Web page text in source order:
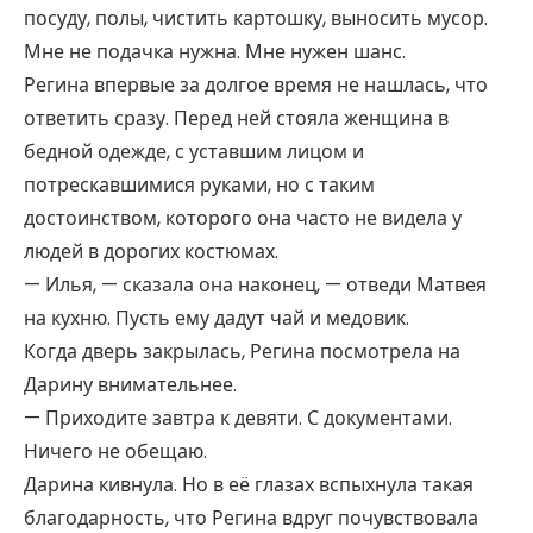
посуду, полы, чистить картошку, выносить мусор.
Мне не подачка нужна. Мне нужен шанс.
Регина впервые за долгое время не нашлась, что
ответить сразу. Перед ней стояла женщина в
бедной одежде, с уставшим лицом и
потрескавшимися руками, но с таким
достоинством, которого она часто не видела у
людей в дорогих костюмах.
— Илья, — сказала она наконец, — отведи Матвея
на кухню. Пусть ему дадут чай и медовик.
Когда дверь закрылась, Регина посмотрела на
Дарину внимательнее.
— Приходите завтра к девяти. С документами.
Ничего не обещаю.
Дарина кивнула. Но в её глазах вспыхнула такая
благодарность, что Регина вдруг почувствовала